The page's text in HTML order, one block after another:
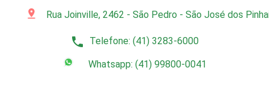
pin_drop Rua Joinville, 2462 - São Pedro - São José dos
phone Telefone: (41) 3283-6000
Whatsapp: (41) 99800-0041